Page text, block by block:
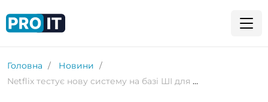
Головна
Новини
Netflix тестує нову систему на базі ШІ для підбору фільмів і серіалів